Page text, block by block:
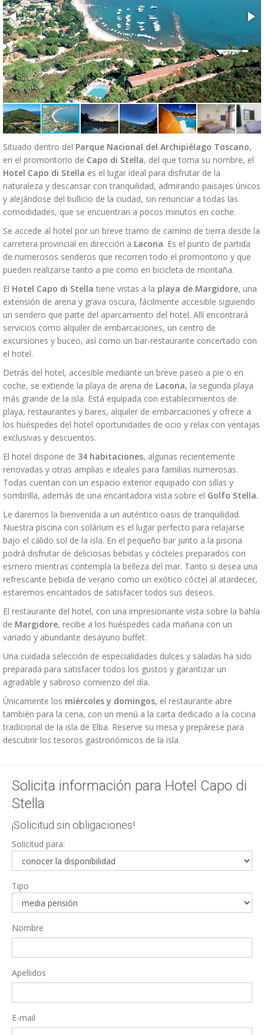
Situado dentro del Parque Nacional del Archipiélago Toscano,
en el promontorio de Capo di Stella, del que toma su nombre, el
Hotel Capo di Stella es el lugar ideal para disfrutar de la
naturaleza y descansar con tranquilidad, admirando paisajes únicos
y alejándose del bullicio de la ciudad, sin renunciar a todas las
comodidades, que se encuentran a pocos minutos en coche.
Se accede al hotel por un breve tramo de camino de tierra desde la
carretera provincial en dirección a Lacona. Es el punto de partida
de numerosos senderos que recorren todo el promontorio y que
pueden realizarse tanto a pie como en bicicleta de montaña.
El Hotel Capo di Stella tiene vistas a la playa de Margidore, una
extensión de arena y grava oscura, fácilmente accesible siguiendo
un sendero que parte del aparcamiento del hotel. Allí encontrará
servicios como alquiler de embarcaciones, un centro de
excursiones y buceo, así como un bar-restaurante concertado con
el hotel.
Detrás del hotel, accesible mediante un breve paseo a pie o en
coche, se extiende la playa de arena de Lacona, la segunda playa
más grande de la isla. Está equipada con establecimientos de
playa, restaurantes y bares, alquiler de embarcaciones y ofrece a
los huéspedes del hotel oportunidades de ocio y relax con ventajas
exclusivas y descuentos.
El hotel dispone de 34 habitaciones, algunas recientemente
renovadas y otras amplias e ideales para familias numerosas.
Todas cuentan con un espacio exterior equipado con sillas y
sombrilla, además de una encantadora vista sobre el Golfo Stella.
Le daremos la bienvenida a un auténtico oasis de tranquilidad.
Nuestra piscina con solárium es el lugar perfecto para relajarse
bajo el cálido sol de la isla. En el pequeño bar junto a la piscina
podrá disfrutar de deliciosas bebidas y cócteles preparados con
esmero mientras contempla la belleza del mar. Tanto si desea una
refrescante bebida de verano como un exótico cóctel al atardecer,
estaremos encantados de satisfacer todos sus deseos.
El restaurante del hotel, con una impresionante vista sobre la bahía
de Margidore, recibe a los huéspedes cada mañana con un
variado y abundante desayuno buffet.
Una cuidada selección de especialidades dulces y saladas ha sido
preparada para satisfacer todos los gustos y garantizar un
agradable y sabroso comienzo del día.
Únicamente los miércoles y domingos, el restaurante abre
también para la cena, con un menú a la carta dedicado a la cocina
tradicional de la isla de Elba. Reserve su mesa y prepárese para
descubrir los tesoros gastronómicos de la isla.
Solicita información para Hotel Capo di
Stella
¡Solicitud sin obligaciones!
Solicitud para:
Tipo
Nombre
Apellidos
E-mail